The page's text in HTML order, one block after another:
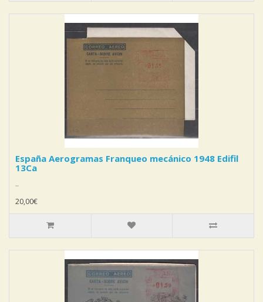
España Aerogramas Franqueo mecánico 1948 Edifil
13Ca
..
20,00€